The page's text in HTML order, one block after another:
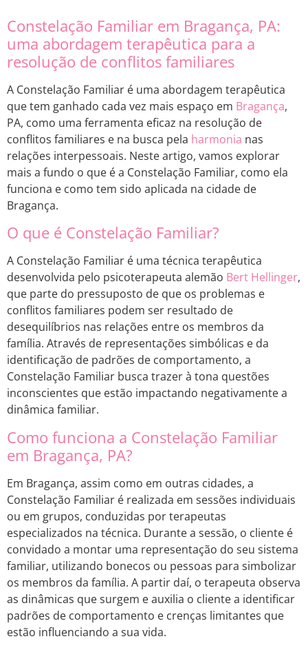
Constelação Familiar em Bragança, PA:
uma abordagem terapêutica para a
resolução de conflitos familiares
A Constelação Familiar é uma abordagem terapêutica
que tem ganhado cada vez mais espaço em Bragança,
PA, como uma ferramenta eficaz na resolução de
conflitos familiares e na busca pela harmonia nas
relações interpessoais. Neste artigo, vamos explorar
mais a fundo o que é a Constelação Familiar, como ela
funciona e como tem sido aplicada na cidade de
Bragança.
O que é Constelação Familiar?
A Constelação Familiar é uma técnica terapêutica
desenvolvida pelo psicoterapeuta alemão Bert Hellinger,
que parte do pressuposto de que os problemas e
conflitos familiares podem ser resultado de
desequilíbrios nas relações entre os membros da
família. Através de representações simbólicas e da
identificação de padrões de comportamento, a
Constelação Familiar busca trazer à tona questões
inconscientes que estão impactando negativamente a
dinâmica familiar.
Como funciona a Constelação Familiar
em Bragança, PA?
Em Bragança, assim como em outras cidades, a
Constelação Familiar é realizada em sessões individuais
ou em grupos, conduzidas por terapeutas
especializados na técnica. Durante a sessão, o cliente é
convidado a montar uma representação do seu sistema
familiar, utilizando bonecos ou pessoas para simbolizar
os membros da família. A partir daí, o terapeuta observa
as dinâmicas que surgem e auxilia o cliente a identificar
padrões de comportamento e crenças limitantes que
estão influenciando a sua vida.